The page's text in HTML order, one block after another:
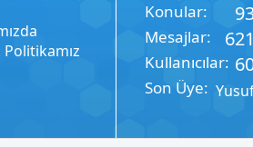
Konular
Mesajlar
Kullanıcılar
Son Üye